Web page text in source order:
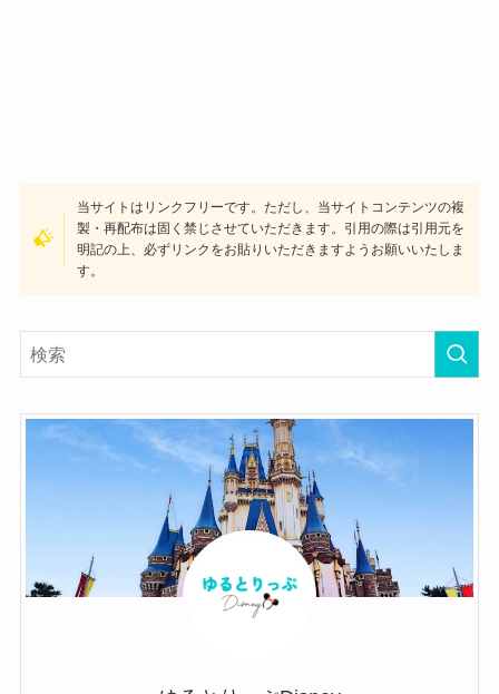
当サイトはリンクフリーです。ただし、当サイトコンテンツの複
製・再配布は固く禁じさせていただきます。引用の際は引用元を
明記の上、必ずリンクをお貼りいただきますようお願いいたしま
す。